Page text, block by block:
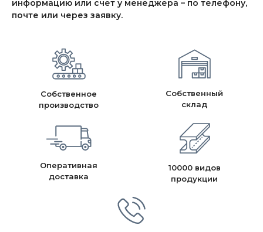
информацию или счет у менеджера – по телефону,
почте или через заявку.
Собственное
производство
Собственный
склад
Оперативная
доставка
10000 видов
продукции